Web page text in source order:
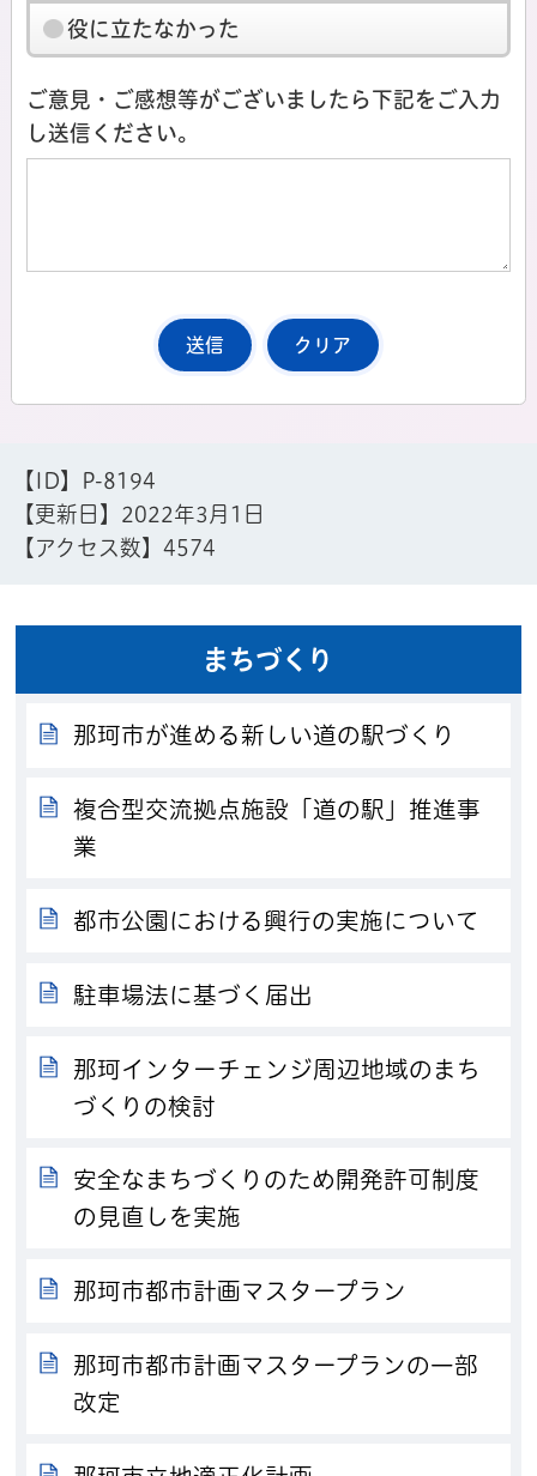
役に立たなかった
ご意見・ご感想等がございましたら下記をご入力
し送信ください。
【ID】
P-8194
【更新日】 2022年3月1日
【アクセス数】4574
まちづくり
那珂市が進める新しい道の駅づくり
複合型交流拠点施設「道の駅」推進事
業
都市公園における興行の実施について
駐車場法に基づく届出
那珂インターチェンジ周辺地域のまち
づくりの検討
安全なまちづくりのため開発許可制度
の見直しを実施
那珂市都市計画マスタープラン
那珂市都市計画マスタープランの一部
改定